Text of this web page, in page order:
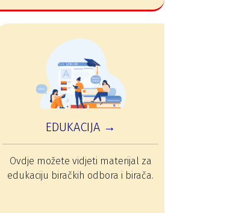
EDUKACIJA →
Ovdje možete vidjeti materijal za
edukaciju biračkih odbora i birača.